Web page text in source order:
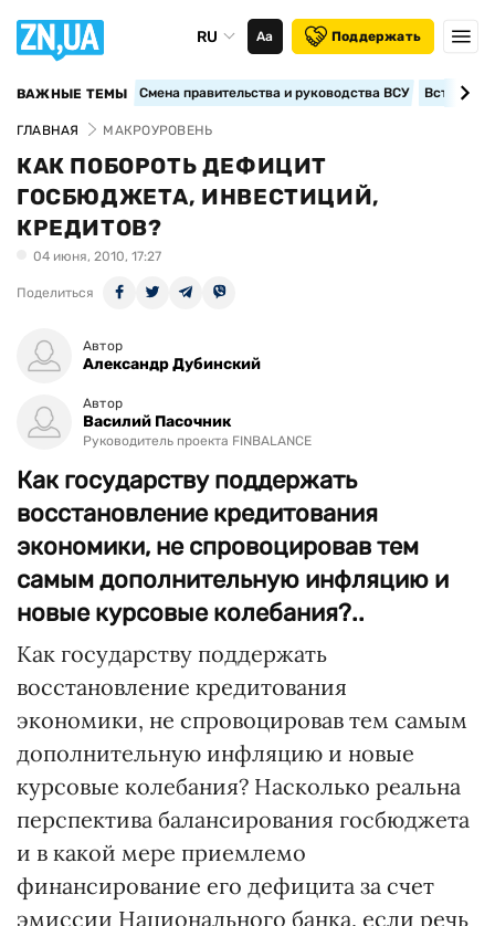
RU Аа Поддержать
ВАЖНЫЕ ТЕМЫ Смена правительства и руководства ВСУ
ГЛАВНАЯ МАКРОУРОВЕНЬ
КАК ПОБОРОТЬ ДЕФИЦИТ
ГОСБЮДЖЕТА, ИНВЕСТИЦИЙ,
КРЕДИТОВ?
04 июня, 2010, 17:27
Поделиться
Автор
Александр Дубинский
Автор
Василий Пасочник
Руководитель проекта FINBALANCE
Как государству поддержать
восстановление кредитования
экономики, не спровоцировав тем
самым дополнительную инфляцию и
новые курсовые колебания?..
Как государству поддержать
восстановление кредитования
экономики, не спровоцировав тем самым
дополнительную инфляцию и новые
курсовые колебания? Насколько реальна
перспектива балансирования госбюджета
и в какой мере приемлемо
финансирование его дефицита за счет
эмиссии Национального банка, если речь